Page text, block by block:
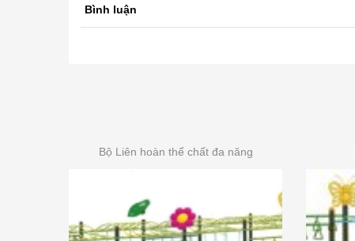
Bình luận
Bộ Liên hoàn thể chất đa năng